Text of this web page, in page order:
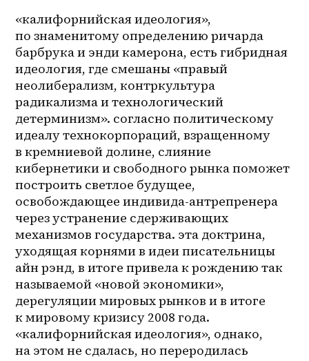
«калифорнийская идеология»,
по знаменитому определению ричарда
барбрука и энди камерона, есть гибридная
идеология, где смешаны «правый
неолиберализм, контркультура
радикализма и технологический
детерминизм». согласно политическому
идеалу технокорпораций, взращенному
в кремниевой долине, слияние
кибернетики и свободного рынка поможет
построить светлое будущее,
освобождающее индивида-антрепренера
через устранение сдерживающих
механизмов государства. эта доктрина,
уходящая корнями в идеи писательницы
айн рэнд, в итоге привела к рождению так
называемой «новой экономики»,
дерегуляции мировых рынков и в итоге
к мировому кризису 2008 года.
«калифорнийская идеология», однако,
на этом не сдалась, но переродилась